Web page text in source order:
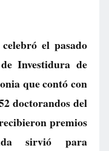
el pasado
Investidura de
que contó con
doctorandos del
premios
sirvió para